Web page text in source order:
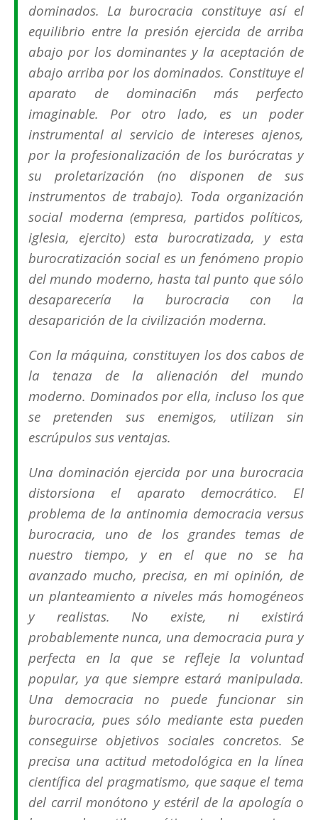
dominados. La burocracia constituye así el
equilibrio entre la presión ejercida de arriba
abajo por los dominantes y la aceptación de
abajo arriba por los dominados. Constituye el
aparato de dominaci6n más perfecto
imaginable. Por otro lado, es un poder
instrumental al servicio de intereses ajenos,
por la profesionalización de los burócratas y
su proletarización (no disponen de sus
instrumentos de trabajo). Toda organización
social moderna (empresa, partidos políticos,
iglesia, ejercito) esta burocratizada, y esta
burocratización social es un fenómeno propio
del mundo moderno, hasta tal punto que sólo
desaparecería la burocracia con la
desaparición de la civilización moderna.
Con la máquina, constituyen los dos cabos de
la tenaza de la alienación del mundo
moderno. Dominados por ella, incluso los que
se pretenden sus enemigos, utilizan sin
escrúpulos sus ventajas.
Una dominación ejercida por una burocracia
distorsiona el aparato democrático. El
problema de la antinomia democracia versus
burocracia, uno de los grandes temas de
nuestro tiempo, y en el que no se ha
avanzado mucho, precisa, en mi opinión, de
un planteamiento a niveles más homogéneos
y realistas. No existe, ni existirá
probablemente nunca, una democracia pura y
perfecta en la que se refleje la voluntad
popular, ya que siempre estará manipulada.
Una democracia no puede funcionar sin
burocracia, pues sólo mediante esta pueden
conseguirse objetivos sociales concretos. Se
precisa una actitud metodológica en la línea
científica del pragmatismo, que saque el tema
del carril monótono y estéril de la apología o